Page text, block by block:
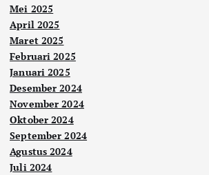
Mei 2025
April 2025
Maret 2025
Februari 2025
Januari 2025
Desember 2024
November 2024
Oktober 2024
September 2024
Agustus 2024
Juli 2024